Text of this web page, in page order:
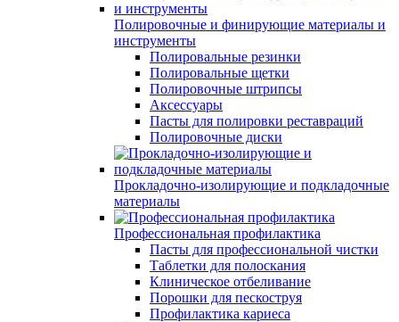
Полировочные и финирующие материалы и
инструменты
Полировальные резинки
Полировальные щетки
Полировочные штрипсы
Аксессуары
Пасты для полировки реставраций
Полировочные диски
Прокладочно-изолирующие и подкладочные
материалы
Профессиональная профилактика
Пасты для профессиональной чистки
Таблетки для полоскания
Клиническое отбеливание
Порошки для пескоструя
Профилактика кариеса